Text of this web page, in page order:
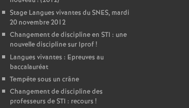
Stage Langues vivantes du SNES, mardi
20 novembre 2012
Changement de discipline en STI : une
nouvelle discipline sur Iprof!
Langues vivantes : Epreuves au
baccalauréat
Tempête sous un crâne
Changement de discipline des
professeurs de STI : recours !